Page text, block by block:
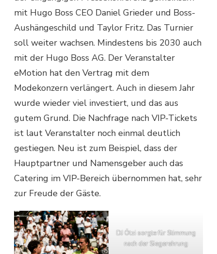
mit Hugo Boss CEO Daniel Grieder und Boss-
Aushängeschild und Taylor Fritz. Das Turnier
soll weiter wachsen. Mindestens bis 2030 auch
mit der Hugo Boss AG. Der Veranstalter
eMotion hat den Vertrag mit dem
Modekonzern verlängert. Auch in diesem Jahr
wurde wieder viel investiert, und das aus
gutem Grund. Die Nachfrage nach VIP-Tickets
ist laut Veranstalter noch einmal deutlich
gestiegen. Neu ist zum Beispiel, dass der
Hauptpartner und Namensgeber auch das
Catering im VIP-Bereich übernommen hat, sehr
zur Freude der Gäste.
DJ Ötzi sorgte für Stimmung
nach der Siegerehrung